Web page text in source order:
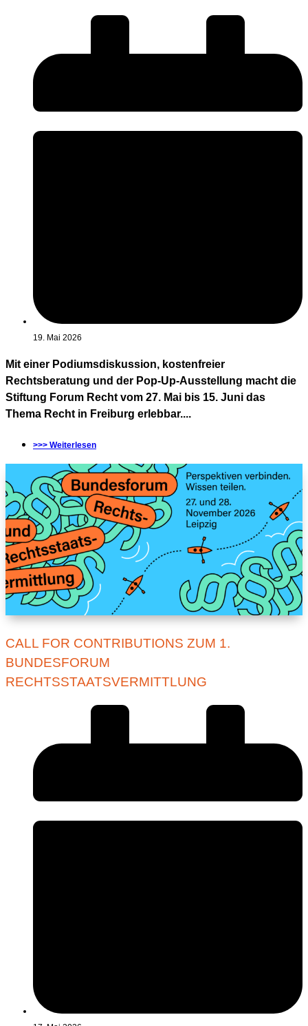
19. Mai 2026
Mit einer Podiumsdiskussion, kostenfreier
Rechtsberatung und der Pop-Up-Ausstellung macht die
Stiftung Forum Recht vom 27. Mai bis 15. Juni das
Thema Recht in Freiburg erlebbar....
>>> Weiterlesen
CALL FOR CONTRIBUTIONS ZUM 1.
BUNDESFORUM
RECHTSSTAATSVERMITTLUNG